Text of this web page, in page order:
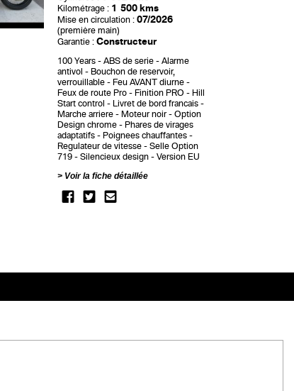
Kilométrage : 1 500 kms
Mise en circulation : 07/2026
(première main)
Garantie : Constructeur
100 Years ABS de serie
Alarme
antivol
Bouchon de reservoir,
verrouillable
Feu AVANT diurne
Feux de route Pro
Finition PRO
Hill
Start control
Livret de bord francais
Marche arriere
Moteur noir
Option
Design chrome
Phares de virages
adaptatifs
Poignees chauffantes
Regulateur de vitesse
Selle Option
719
Silencieux design
Version EU
Voir la fiche détaillée